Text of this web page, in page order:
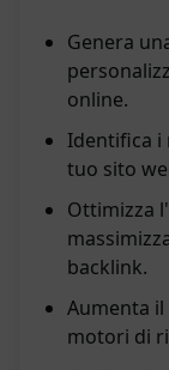
Genera
online.
Identifica i
tuo sito
Ottimizza
backlink.
Aumenta
motori di